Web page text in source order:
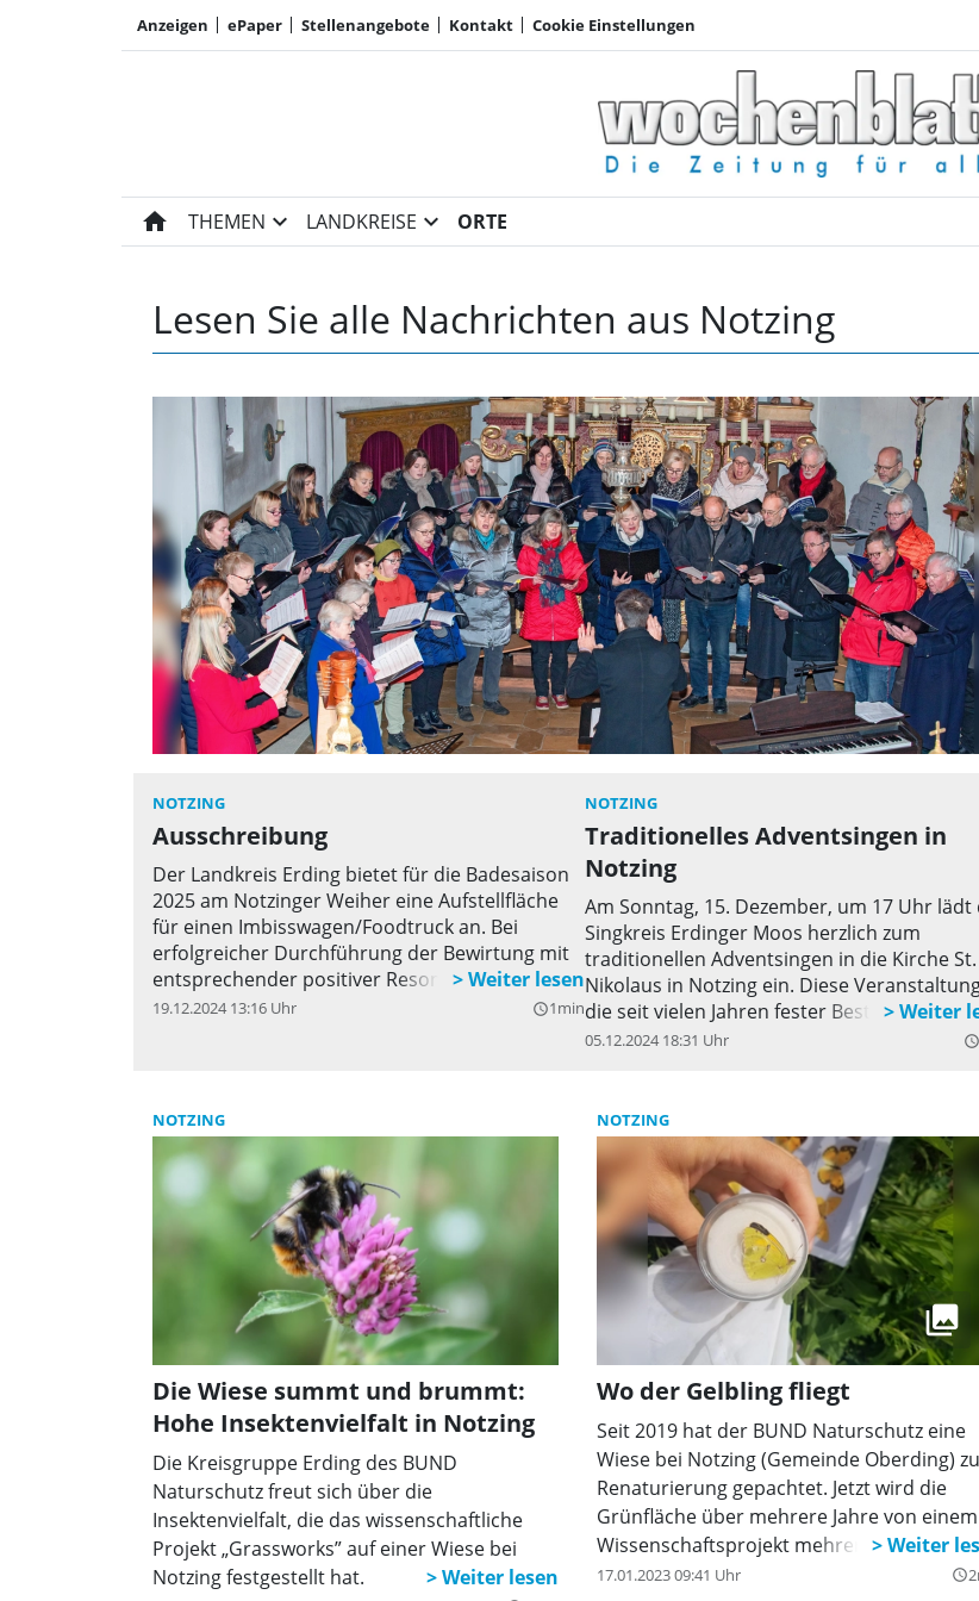
Anzeigen ePaper Stellenangebote Kontakt Cookie Einstellungen
Notzing |
home THEMEN expand_more LANDKREISE expand_more ORTE
Lesen Sie alle Nachrichten aus Notzing
NOTZING
Ausschreibung
Der Landkreis Erding bietet für die Badesaison
2025 am Notzinger Weiher eine Aufstellfläche
für einen Imbisswagen/Foodtruck an. Bei
erfolgreicher Durchführung der Bewirtung mit
entsprechender positiver Resonanz wird eine
Option auf Verlängerung in den Folgejahren in
19.12.2024 13:16 Uhr query_builder1min
NOTZING
Traditionelles Adventsingen in
Notzing
Am Sonntag, 15. Dezember, um 17 Uhr lädt
Singkreis Erdinger Moos herzlich zum
traditionellen Adventsingen in die Kirche St.
Nikolaus in Notzing ein. Diese
die seit vielen Jahren fester Bestandteil der
Adventszeit in der Region ist, verspricht
05.12.2024 18:31 Uhr query_builder
NOTZING
Die Wiese summt und brummt:
Hohe Insektenvielfalt in Notzing
Die Kreisgruppe Erding des BUND
Naturschutz freut sich über die
Insektenvielfalt, die das wissenschaftliche
Projekt „Grassworks” auf einer Wiese bei
Notzing festgestellt hat.
NOTZING
Wo der Gelbling fliegt
Seit 2019 hat der BUND Naturschutz eine
Wiese bei Notzing (Gemeinde Oberding)
Renaturierung gepachtet. Jetzt wird die
Grünfläche über mehrere Jahre von einem
Wissenschaftsprojekt mehrerer
Universitäten untersucht und begleitet.
17.01.2023 09:41 Uhr query_builder